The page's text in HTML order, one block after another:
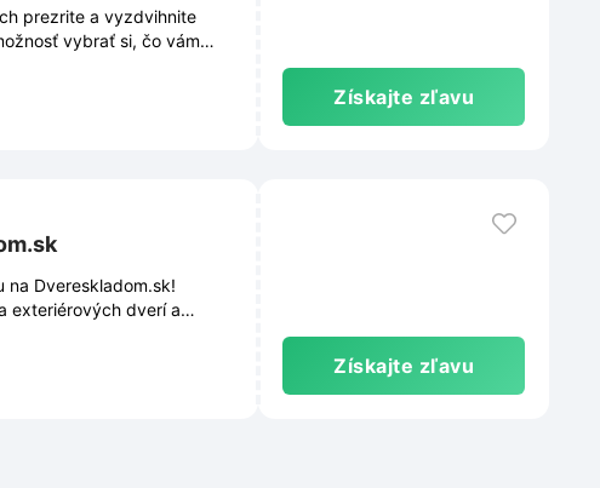
prezrite a vyzdvihnite
vybrať si, čo vám
modely.
Získajte zľavu
na Dvereskladom.sk!
exteriérových dverí a
domov.
Získajte zľavu